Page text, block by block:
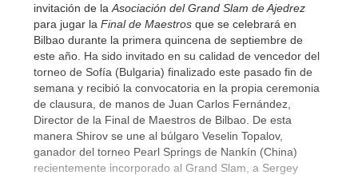
invitación de la Asociación del Grand Slam de Ajedrez
para jugar la Final de Maestros que se celebrará en
Bilbao durante la primera quincena de septiembre de
este año. Ha sido invitado en su calidad de vencedor del
torneo de Sofía (Bulgaria) finalizado este pasado fin de
semana y recibió la convocatoria en la propia ceremonia
de clausura, de manos de Juan Carlos Fernández,
Director de la Final de Maestros de Bilbao. De esta
manera Shirov se une al búlgaro Veselin Topalov,
ganador del torneo Pearl Springs de Nankín (China)
recientemente incorporado al Grand Slam, a Sergey